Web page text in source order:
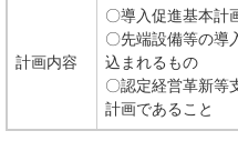
計画内容
〇導入促進基本計
〇先端設備等の導
込まれるもの
〇認定経営革新等
計画であること